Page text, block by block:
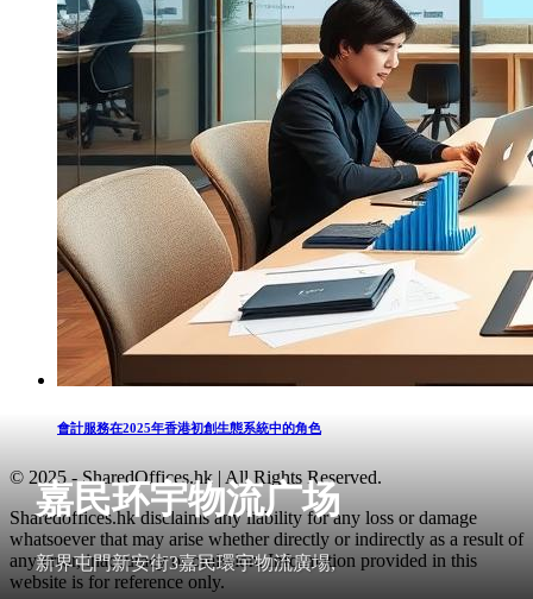
嘉民环宇物流广场
新界屯門新安街3嘉民環宇物流廣場,
會計服務在2025年香港初創生態系統中的角色
© 2025 - SharedOffices.hk | All Rights Reserved.
Sharedoffices.hk disclaims any liability for any loss or damage
whatsoever that may arise whether directly or indirectly as a result of
any error, inaccuracy or omission. Information provided in this
website is for reference only.